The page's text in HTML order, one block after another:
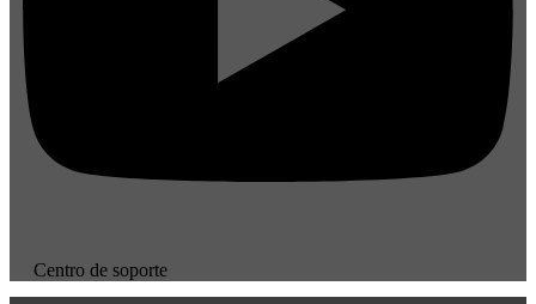
Centro de soporte